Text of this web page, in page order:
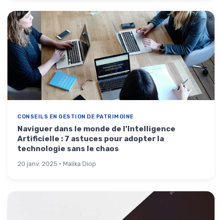
CONSEILS EN GESTION DE PATRIMOINE
Naviguer dans le monde de l'Intelligence
Artificielle : 7 astuces pour adopter la
technologie sans le chaos
20 janv. 2025 · Malika Diop